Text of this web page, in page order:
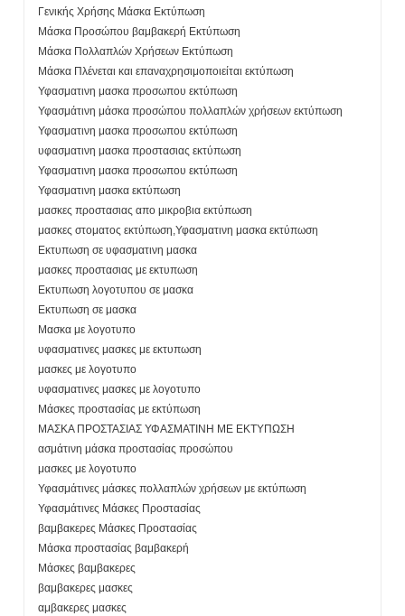
Γενικής Χρήσης Μάσκα Εκτύπωση
Μάσκα Προσώπου βαμβακερή Εκτύπωση
Μάσκα Πολλαπλών Χρήσεων Εκτύπωση
Μάσκα Πλένεται και επαναχρησιμοποιείται εκτύπωση
Υφασματινη μασκα προσωπου εκτύπωση
Υφασμάτινη μάσκα προσώπου πολλαπλών χρήσεων εκτύπωση
Υφασματινη μασκα προσωπου εκτύπωση
υφασματινη μασκα προστασιας εκτύπωση
Υφασματινη μασκα προσωπου εκτύπωση
Υφασματινη μασκα εκτύπωση
μασκες προστασιας απο μικροβια εκτύπωση
μασκες στοματος εκτύπωση,Υφασματινη μασκα εκτύπωση
Εκτυπωση σε υφασματινη μασκα
μασκες προστασιας με εκτυπωση
Εκτυπωση λογοτυπου σε μασκα
Εκτυπωση σε μασκα
Μασκα με λογοτυπο
υφασματινες μασκες με εκτυπωση
μασκες με λογοτυπο
υφασματινες μασκες με λογοτυπο
Μάσκες προστασίας με εκτύπωση
ΜΑΣΚΑ ΠΡΟΣΤΑΣΙΑΣ ΥΦΑΣΜΑΤΙΝΗ ΜΕ ΕΚΤΥΠΩΣΗ
ασμάτινη μάσκα προστασίας προσώπου
μασκες με λογοτυπο
Υφασμάτινες μάσκες πολλαπλών χρήσεων με εκτύπωση
Υφασμάτινες Μάσκες Προστασίας
βαμβακερες Μάσκες Προστασίας
Μάσκα προστασίας βαμβακερή
Μάσκες βαμβακερες
βαμβακερες μασκες
αμβακερες μασκες